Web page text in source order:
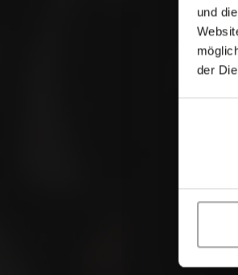
und
der